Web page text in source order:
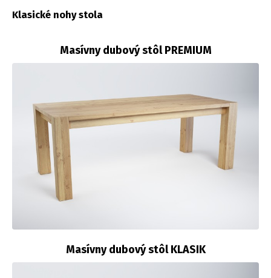
Klasické nohy stola
Masívny dubový stôl PREMIUM
Masívny dubový stôl KLASIK